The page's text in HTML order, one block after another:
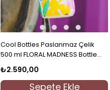
Cool Bottles Paslanmaz Çelik
500 ml FLORAL MADNESS Bottle
Renkli
₺2.590,00
Sepete Ekle